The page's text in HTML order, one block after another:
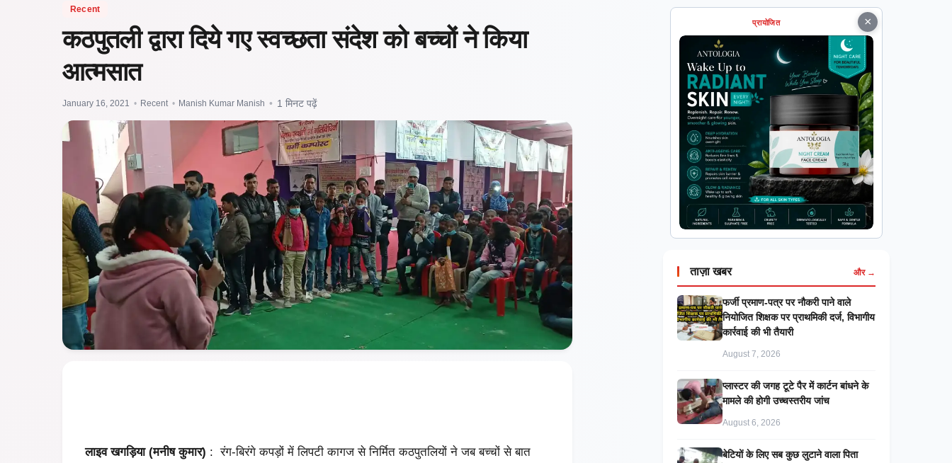
Recent
कठपुतली द्वारा दिये गए स्वच्छता संदेश को बच्चों ने किया
आत्मसात
January 16, 2021 • Recent • Manish Kumar Manish • 1 मिनट पढ़ें
लाइव खगड़िया (मनीष कुमार) : रंग-बिरंगे कपड़ों में लिपटी कागज से निर्मित कठपुतलियों ने जब बच्चों से बात
×
प्रायोजित
ताज़ा खबर और →
फर्जी प्रमाण-पत्र पर नौकरी पाने वाले
नियोजित शिक्षक पर प्राथमिकी दर्ज, विभागीय
कार्रवाई की भी तैयारी
August 7, 2026
प्लास्टर की जगह टूटे पैर में कार्टन बांधने के
मामले की होगी उच्चस्तरीय जांच
August 6, 2026
बेटियों के लिए सब कुछ लुटाने वाला पिता